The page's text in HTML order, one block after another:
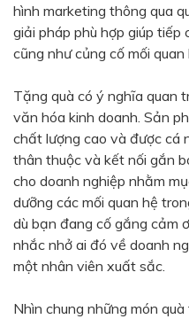
Trắng
Xanh dương - Bạc
Tím - Bạc
Bạc - Xanh dương
Bạc - Cam
Đỏ - Bạc
Đen - Trắng
Nâu
Xanh xám
hình marketing thông qua
giải pháp phù hợp giúp tiếp
cũng như củng cố mối quan
Tặng quà có ý nghĩa quan
văn hóa kinh doanh. Sản
chất lượng cao và được cá
thân thuộc và kết nối gắn
cho doanh nghiệp nhằm
dưỡng các mối quan hệ
dù bạn đang cố gắng cảm
nhắc nhở ai đó về doanh
một nhân viên xuất sắc.
Nhìn chung những món